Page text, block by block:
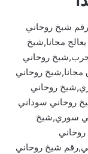
شيخ روحاني
مجانا,شيخ
روحاني
روحاني
روحاني
روحاني سوداني
سوري,شيخ
شيخ روحاني